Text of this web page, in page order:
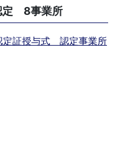
定 8事業所
定証授与式 認定事業所